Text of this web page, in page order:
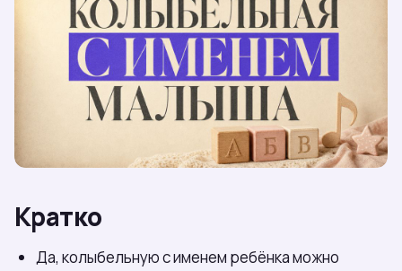
Кратко
Да, колыбельную с именем ребёнка можно